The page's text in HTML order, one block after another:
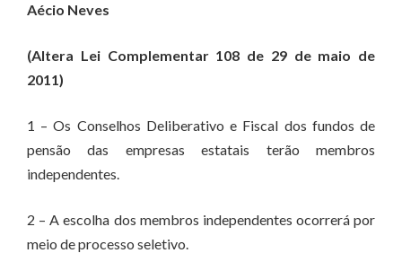
Aécio Neves
(Altera Lei Complementar 108 de 29 de maio de
2011)
1 – Os Conselhos Deliberativo e Fiscal dos fundos de
pensão das empresas estatais terão membros
independentes.
2 – A escolha dos membros independentes ocorrerá por
meio de processo seletivo.